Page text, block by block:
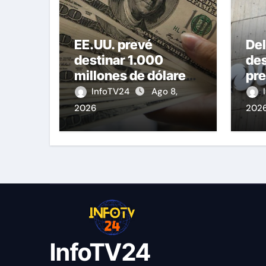
EE.UU. prevé
destinar 1.000
millones de dólares
a Colombia para un
paquete de
seguridad
InfoTV24
Ago 8,
2026
InfoTV24